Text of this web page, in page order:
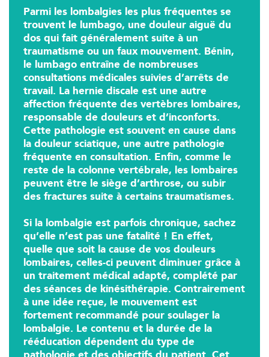
Parmi les lombalgies les plus fréquentes se
trouvent le lumbago, une douleur aiguë du
dos qui fait généralement suite à un
traumatisme ou un faux mouvement. Bénin,
le lumbago entraîne de nombreuses
consultations médicales suivies d’arrêts de
travail. La hernie discale est une autre
affection fréquente des vertèbres lombaires,
responsable de douleurs et d’inconforts.
Cette pathologie est souvent en cause dans
la douleur sciatique, une autre pathologie
fréquente en consultation. Enfin, comme le
reste de la colonne vertébrale, les lombaires
peuvent être le siège d’arthrose, ou subir
des fractures suite à certains traumatismes.
Si la lombalgie est parfois chronique, sachez
qu’elle n’est pas une fatalité ! En effet,
quelle que soit la cause de vos douleurs
lombaires, celles-ci peuvent diminuer grâce à
un traitement médical adapté, complété par
des séances de kinésithérapie. Contrairement
à une idée reçue, le mouvement est
fortement recommandé pour soulager la
lombalgie. Le contenu et la durée de la
rééducation dépendent du type de
pathologie et des objectifs du patient. Cet
PRENEZ RDV SUR
PRENEZ RDV SUR
IK Paris 15 – Ségur
12 Rue César Franck 75015 Paris
12 Rue César Franck 75015 Paris
01 43 31 00 33
PRENEZ RDV SUR
Kinésithérapie
IK Paris 6 – Cassette
1 Rue Cassette 75006 Paris
1 Rue Cassette 75006 Paris
01 42 84 06 95
PRENEZ RDV SUR
PRENEZ RDV SUR
Kinésithérapie